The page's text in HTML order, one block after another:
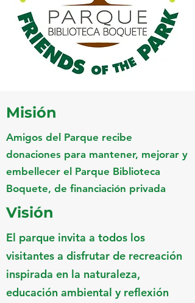
Misión
Amigos del Parque recibe
donaciones para mantener, mejorar y
embellecer el Parque Biblioteca
Boquete, de financiación privada
Visión
El parque invita a todos los
visitantes a disfrutar de recreación
inspirada en la naturaleza,
educación ambiental y reflexión